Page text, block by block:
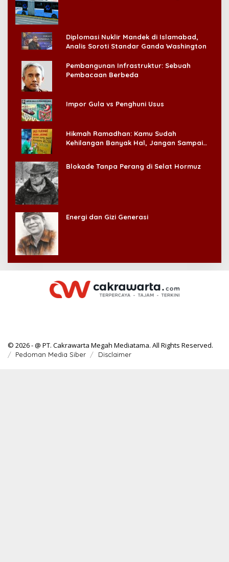
Diplomasi Nuklir Mandek di Islamabad,
Analis Soroti Standar Ganda Washington
Pembangunan Infrastruktur: Sebuah
Pembacaan Berbeda
Impor Gula vs Penghuni Usus
Hikmah Ramadhan: Kamu Sudah
Kehilangan Banyak Hal, Jangan Sampai
Blokade Tanpa Perang di Selat Hormuz
Energi dan Gizi Generasi
© 2026 - @ PT. Cakrawarta Megah Mediatama. All Rights Reserved.
Pedoman Media Siber Disclaimer